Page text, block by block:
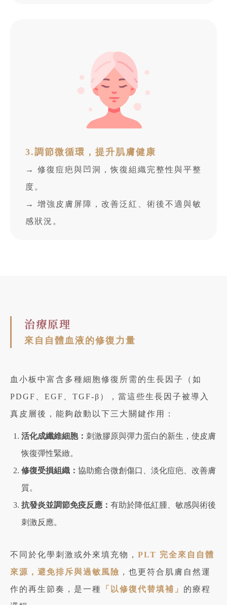
3.調節微循環，提升肌膚健康
→ 修復痘疤與凹洞，恢復組織完整性與平整
度。
→ 增強皮膚屏障，改善泛紅、術後不適與敏
感狀況。
治療原理
來自自體血液的修復力量
血小板中富含多種細胞修復所需的生長因子（如
PDGF、EGF、TGF-β），當這些生長因子被導入
真皮層後，能夠啟動以下三大關鍵作用：
活化成纖維細胞： 刺激膠原與彈力蛋白的新生，使皮膚
恢復彈性緊緻。
修復受損組織： 協助癒合微創傷口、淡化痘疤、改善膚
質。
抗發炎並調節免疫反應： 有助於降低紅腫、敏感與術後
刺激反應。
不同於化學刺激或外來填充物， PLT 完全來自自體
來源，避免排斥與過敏風險 ，也更符合肌膚自然運
作的再生節奏，是一種
「以修復代替填補」 的療程